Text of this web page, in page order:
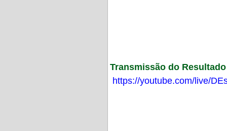
Transmissão do
https://youtube.com/live/